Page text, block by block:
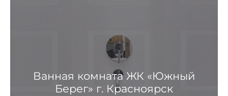
Ванная комната ЖК «Южный
Берег» г. Красноярск